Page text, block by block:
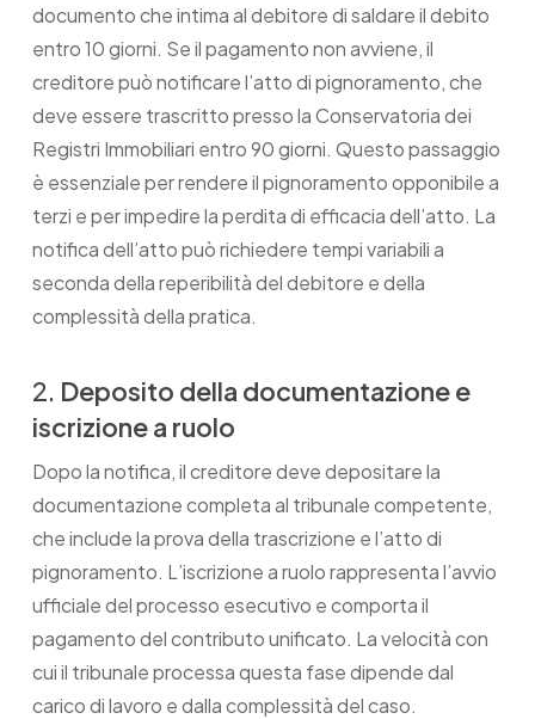
documento che intima al debitore di saldare il debito
entro 10 giorni. Se il pagamento non avviene, il
creditore può notificare l’atto di pignoramento, che
deve essere trascritto presso la Conservatoria dei
Registri Immobiliari entro 90 giorni. Questo passaggio
è essenziale per rendere il pignoramento opponibile a
terzi e per impedire la perdita di efficacia dell’atto. La
notifica dell’atto può richiedere tempi variabili a
seconda della reperibilità del debitore e della
complessità della pratica.
2. Deposito della documentazione e
iscrizione a ruolo
Dopo la notifica, il creditore deve depositare la
documentazione completa al tribunale competente,
che include la prova della trascrizione e l’atto di
pignoramento. L’iscrizione a ruolo rappresenta l’avvio
ufficiale del processo esecutivo e comporta il
pagamento del contributo unificato. La velocità con
cui il tribunale processa questa fase dipende dal
carico di lavoro e dalla complessità del caso.